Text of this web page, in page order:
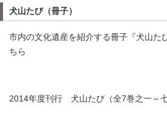
犬山たび（冊子）
市内の文化遺産を紹介する冊子『犬山た
ちら
2014年度刊行 犬山たび（全7巻之一～七